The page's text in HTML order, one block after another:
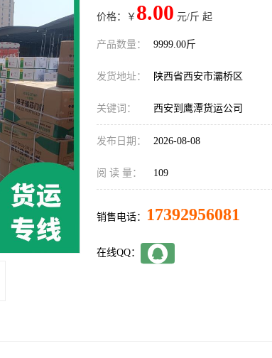
价格：￥ 8.00 元/斤 起
产品数量： 9999.00斤
发货地址： 陕西省西安市灞桥区
关键词： 西安到鹰潭货运公司
发布日期： 2026-08-08
阅 读 量： 109
销售电话： 17392956081
在线QQ：